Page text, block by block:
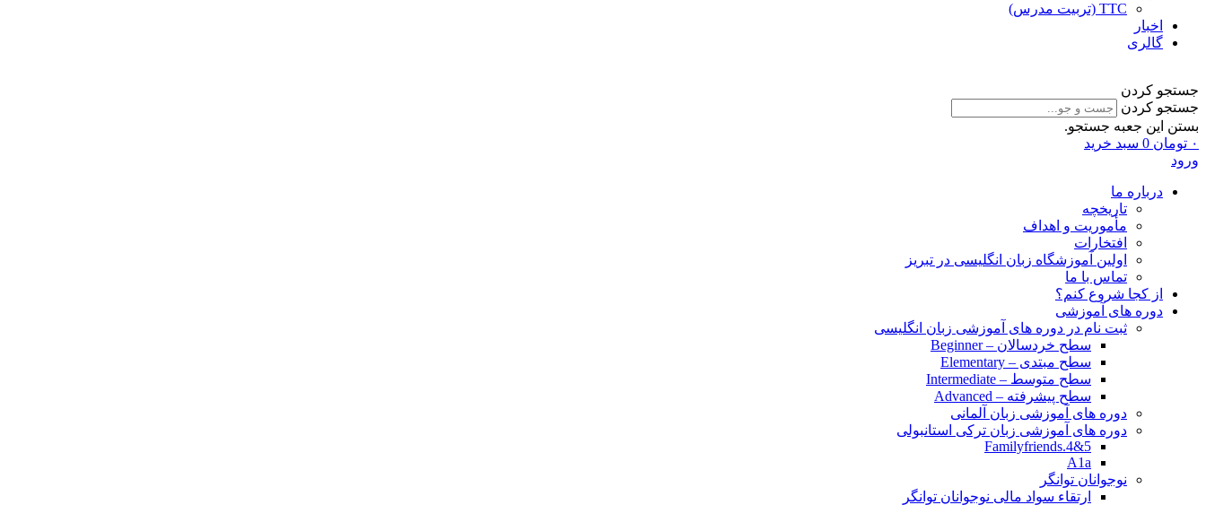
TTC (تربیت مدرس)
اخبار
گالری
جستجو کردن
جستجو کردن
بستن این جعبه جستجو.
۰ تومان 0 سبد خرید
ورود
درباره ما
تاریخچه
مأموریت و اهداف
افتخارات
اولین آموزشگاه زبان انگلیسی در تبریز
تماس با ما
از کجا شروع کنم؟
دوره های آموزشی
ثبت نام در دوره های آموزشی زبان انگلیسی
سطح خردسالان – Beginner
سطح مبتدی – Elementary
سطح متوسط – Intermediate
سطح پیشرفته – Advanced
دوره های آموزشی زبان آلمانی
دوره های آموزشی زبان ترکی استانبولی
Familyfriends.4&5
A1a
نوجوانان توانگر
ارتقاء سواد مالی نوجوانان توانگر